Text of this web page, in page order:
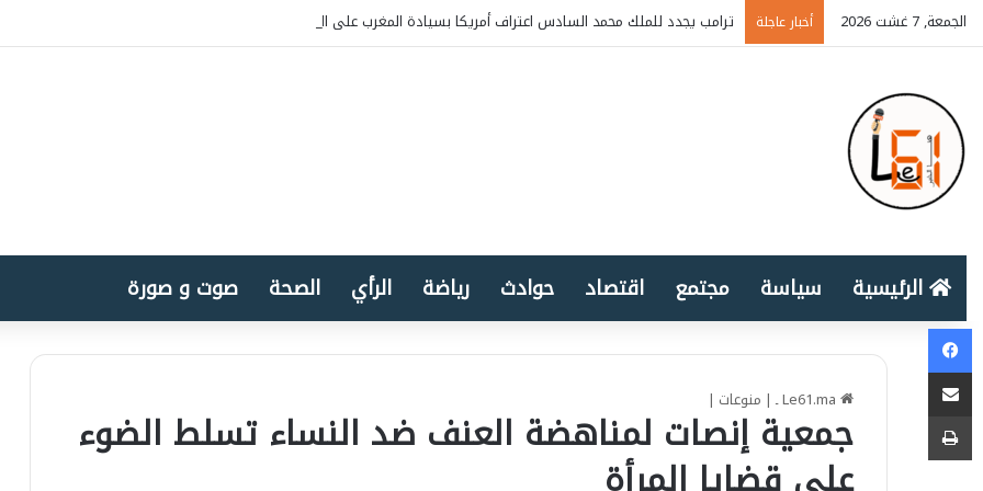
الجمعة, 7 غشت 2026 أخبار عاجلة ترامب يجدد للملك محمد السادس اعتراف أمريكا بسيادة المغرب على الصحراء
الرئيسية سياسة مجتمع اقتصاد حوادث رياضة الرأي الصحة صوت و صورة
| منوعات |
جمعية إنصات لمناهضة العنف ضد النساء تسلط الضوء
Facebook
المشاركة عبر البريد الإلكتروني